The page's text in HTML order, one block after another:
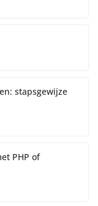
stapsgewijze
PHP of